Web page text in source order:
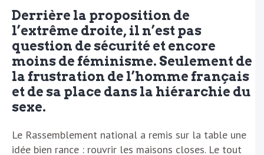
Derrière la proposition de
l’extrême droite, il n’est pas
question de sécurité et encore
moins de féminisme. Seulement de
la frustration de l’homme français
et de sa place dans la hiérarchie du
sexe.
Le Rassemblement national a remis sur la table une
idée bien rance : rouvrir les maisons closes. Le tout